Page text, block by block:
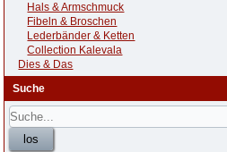
Hals & Armschmuck
Fibeln & Broschen
Lederbänder & Ketten
Collection Kalevala
Dies & Das
Suche